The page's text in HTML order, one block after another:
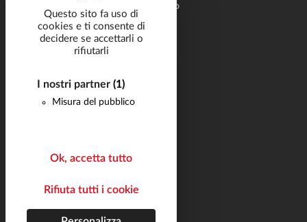
Questo sito fa uso di
cookies e ti consente di
decidere se accettarli o
rifiutarli
I nostri partner (1)
Misura del pubblico
Ok, accetta tutto
Rifiuta tutti i cookie
Progettazione di sistemi di sollevamento
Soluzioni settoriali
Documentazione
Mappa del sito